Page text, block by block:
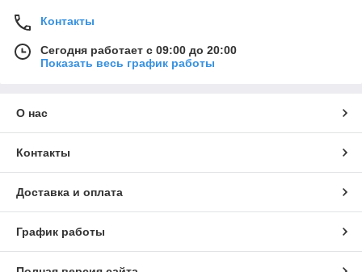
Контакты
Сегодня работает с 09:00 до 20:00
Показать весь график работы
О нас
Контакты
Доставка и оплата
График работы